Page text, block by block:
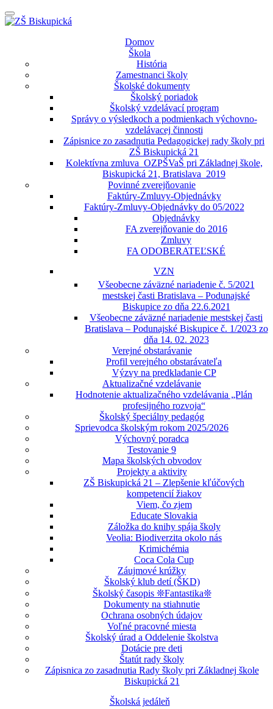
Prepínateľná
navigácia
obsah
Domov
Škola
História
Zamestnanci školy
Školské dokumenty
Školský poriadok
Školský vzdelávací program
Správy o výsledkoch a podmienkach výchovno-
vzdelávacej činnosti
Zápisnice zo zasadnutia Pedagogickej rady školy pri
ZŠ Biskupická 21
Kolektívna zmluva_OZPŠVaŠ pri Základnej škole,
Biskupická 21, Bratislava_2019
Povinné zverejňovanie
Faktúry-Zmluvy-Objednávky
Faktúry-Zmluvy-Objednávky do 05/2022
Objednávky
FA zverejňovanie do 2016
Zmluvy
FA ODOBERATEĽSKÉ
VZN
Všeobecne záväzné nariadenie č. 5/2021
mestskej časti Bratislava – Podunajské
Biskupice zo dňa 22.6.2021
Všeobecne záväzné nariadenie mestskej časti
Bratislava – Podunajské Biskupice č. 1/2023 zo
dňa 14. 02. 2023
Verejné obstarávanie
Profil verejného obstarávateľa
Výzvy na predkladanie CP
Aktualizačné vzdelávanie
Hodnotenie aktualizačného vzdelávania „Plán
profesijného rozvoja“
Školský špeciálny pedagóg
Sprievodca školským rokom 2025/2026
Výchovný poradca
Testovanie 9
Mapa školských obvodov
Projekty a aktivity
ZŠ Biskupická 21 – Zlepšenie kľúčových
kompetencií žiakov
Viem, čo zjem
Educate Slovakia
Záložka do knihy spája školy
Veolia: Biodiverzita okolo nás
Krimichémia
Coca Cola Cup
Záujmové krúžky
Školský klub detí (ŠKD)
Školský časopis ❊Fantastika❊
Dokumenty na stiahnutie
Ochrana osobných údajov
Voľné pracovné miesta
Školský úrad a Oddelenie školstva
Dotácie pre deti
Štatút rady školy
Zápisnica zo zasadnutia Rady školy pri Základnej škole
Biskupická 21
Školská jedáleň